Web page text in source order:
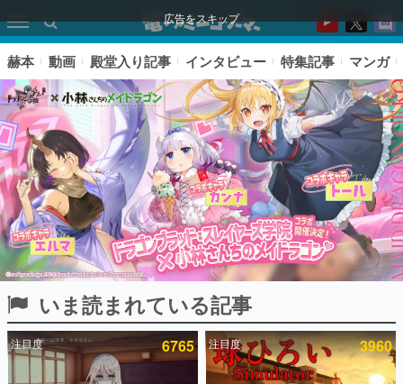
広告をスキップ
ピックアップ
電ファミのいま読まれている記事ランキング
赫本 動画 殿堂入り記事 インタビュー 特集記事 マンガ
いま読まれている記事
注目度 6765 注目度 3960